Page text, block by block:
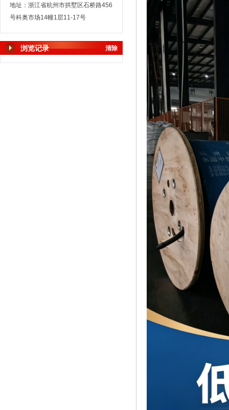
地址：浙江省杭州市拱墅区石桥路456
号科奥市场14幢1层11-17号
浏览记录 清除